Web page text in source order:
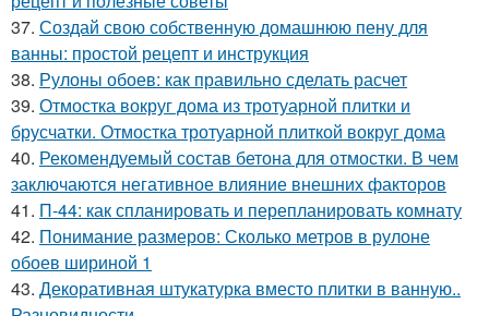
37. Создай свою собственную домашнюю пену для
ванны: простой рецепт и инструкция
38. Рулоны обоев: как правильно сделать расчет
39. Отмостка вокруг дома из тротуарной плитки и
брусчатки. Отмостка тротуарной плиткой вокруг дома
40. Рекомендуемый состав бетона для отмостки. В чем
заключаются негативное влияние внешних факторов
41. П-44: как спланировать и перепланировать комнату
42. Понимание размеров: Сколько метров в рулоне
обоев шириной 1
43. Декоративная штукатурка вместо плитки в ванную..